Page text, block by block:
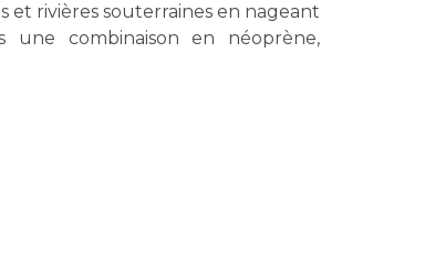
rivières souterraines en nageant
combinaison en néoprène,